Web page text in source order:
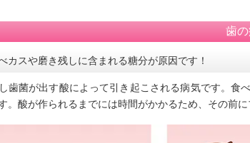
歯
カスや磨き残しに含まれる糖分が原因です！
歯菌が出す酸によって引き起こされる病気です。
。酸が作られるまでには時間がかかるため、その前